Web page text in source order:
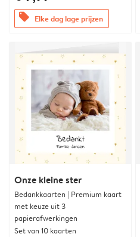
offers Elke dag lage prijzen
Onze kleine ster
Bedankkaarten | Premium kaart
met keuze uit 3
papierafwerkingen
Set van 10 kaarten